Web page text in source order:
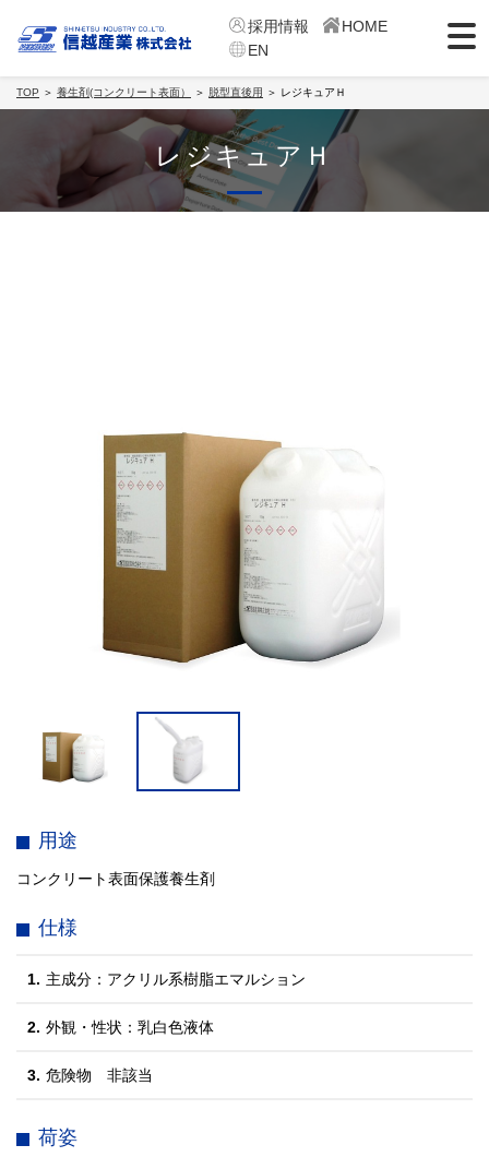
採用情報
HOME
EN
TOP ＞ 養生剤(コンクリート表面） ＞ 脱型直後用 ＞ レジキュアＨ
レジキュアＨ
用途
コンクリート表面保護養生剤
仕様
1. 主成分：アクリル系樹脂エマルション
2. 外観・性状：乳白色液体
3. 危険物 非該当
荷姿